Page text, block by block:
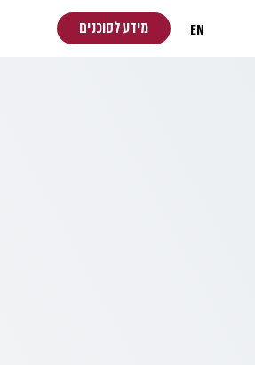
EN מידע לסוכנים